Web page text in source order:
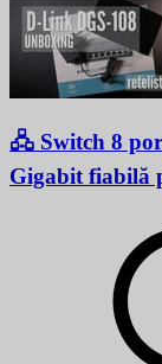
🖧 Switch 8
Gigabit fiabilă